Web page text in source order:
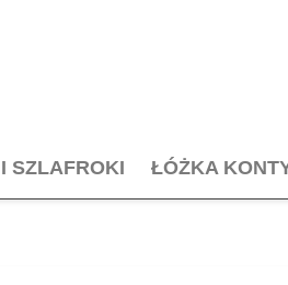
SZLAFROKI ŁÓŻKA